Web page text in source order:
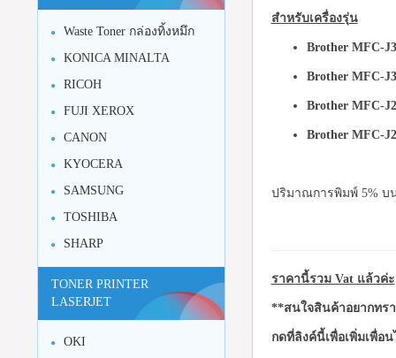
สำหรับเครื่องรุ่น
Brother MFC-
Brother MFC-
Brother MFC-
Brother MFC-
ปริมาณการพิมพ์ 5% บ
ราคานี้รวม Vat แล้วค่ะ
**สนใจสินค้าอยากทร
กดที่ลิงค์นี้เพื่อเพิ่มเพื่อ
Waste Toner กล่องทิ้งหมึก
KONICA MINALTA
RICOH
FUJI XEROX
CANON
KYOCERA
SAMSUNG
TOSHIBA
SHARP
TONER PRINTER
LASERJET
OKI